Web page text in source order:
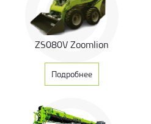
ZS080V Zoomlion
Подробнее